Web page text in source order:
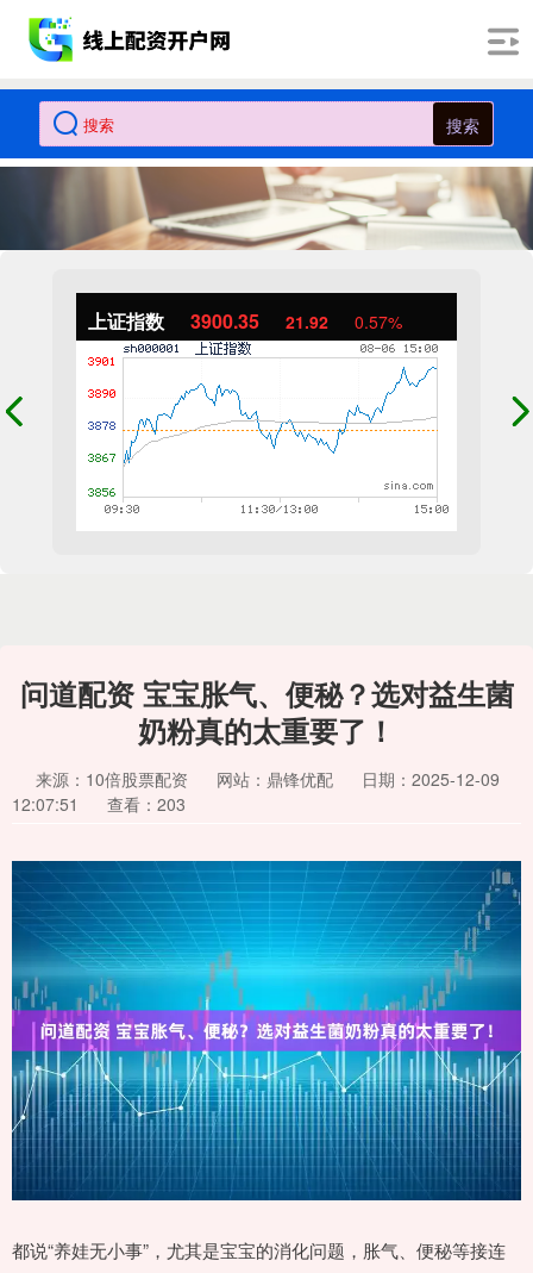
搜索
上证指数 3900.35 21.92 0.57%
问道配资 宝宝胀气、便秘？选对益生菌
奶粉真的太重要了！
来源：10倍股票配资 网站：鼎锋优配
日期：2025-12-09
12:07:51
查看：203
都说“养娃无小事”，尤其是宝宝的消化问题，胀气、便秘等接连